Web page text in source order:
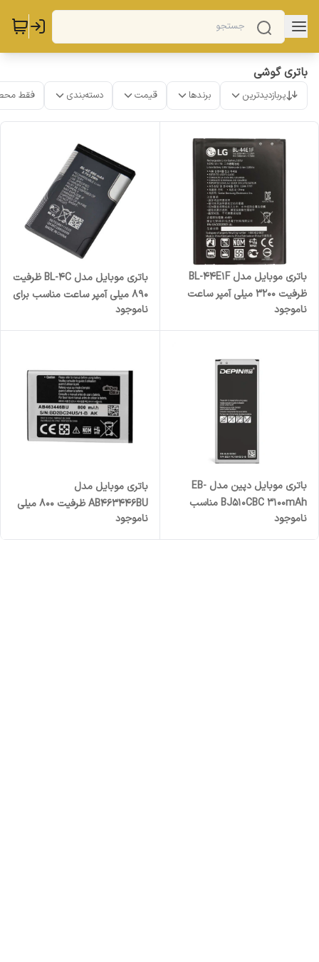
باتری گوشی
پربازدیدترین برندها قیمت دسته‌بندی فقط
باتری موبایل مدل BL-44E1F
ظرفیت 3200 میلی آمپر ساعت
مناسب برای گوشی موبایل ال جی
V20 /Stylo 3 /stylus 3 /K10
ناموجود
باتری موبایل مدل BL-4C ظرفیت
890 میلی آمپر ساعت مناسب برای
گوشی موبایل نوکیا 4c
ناموجود
باتری موبایل دپین مدل EB-
BJ510CBC 3100mAh مناسب
برای گوشی موبایل سامسونگ
Galaxy J5 2016 / J510
ناموجود
باتری موبایل مدل
AB463446BU ظرفیت 800 میلی
آمپر ساعت مناسب برای گوشی
موبایل سامسونگ E250
ناموجود